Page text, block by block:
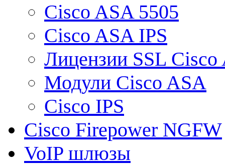
Cisco ASA 5505
Cisco ASA IPS
Лицензии SSL Cisco
Модули Cisco ASA
Cisco IPS
Cisco Firepower NGFW
VoIP шлюзы